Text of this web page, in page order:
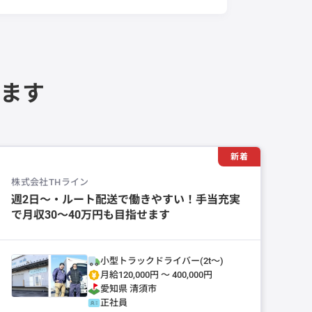
す
新着
株式会社THライン
週2日～・ルート配送で働きやすい！手当充実
で月収30～40万円も目指せます
小型トラックドライバー(2t～)
月給120,000円 〜 400,000円
愛知県清須市
正社員